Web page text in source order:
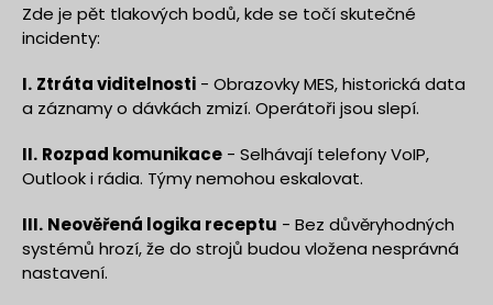
Zde je pět tlakových bodů, kde se točí skutečné
incidenty:
I. Ztráta viditelnosti - Obrazovky MES, historická data
a záznamy o dávkách zmizí. Operátoři jsou slepí.
II. Rozpad komunikace - Selhávají telefony VoIP,
Outlook i rádia. Týmy nemohou eskalovat.
III. Neověřená logika receptu - Bez důvěryhodných
systémů hrozí, že do strojů budou vložena nesprávná
nastavení.